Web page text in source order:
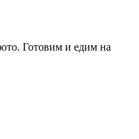
Готовим и едим на